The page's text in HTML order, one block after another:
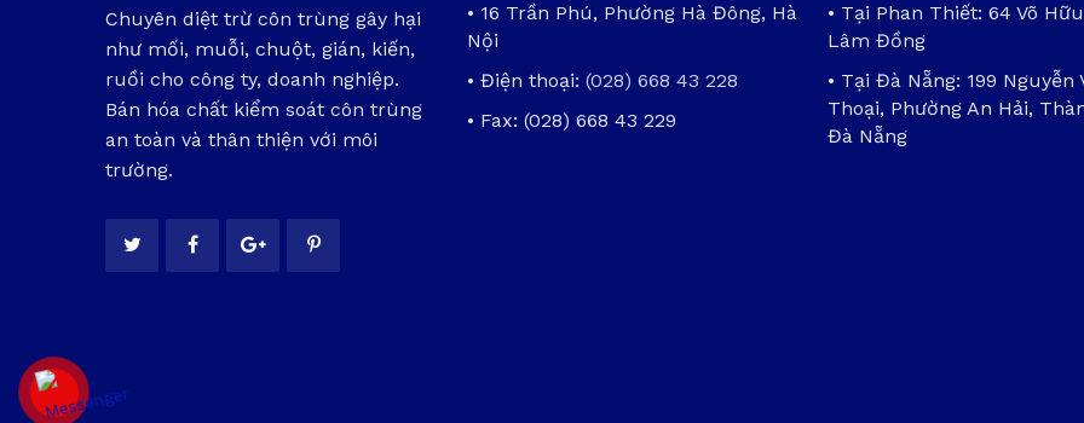
Chuyên diệt trừ côn trùng gây hại
như mối, muỗi, chuột, gián, kiến,
ruồi cho công ty, doanh nghiệp.
Bán hóa chất kiểm soát côn trùng
an toàn và thân thiện với môi
trường.
• 16 Trần Phú, Phường Hà Đông, Hà
Nội
• Điện thoại: (028) 668 43 228
• Fax: (028) 668 43 229
• Tại Phan Thiết: 64 Võ
Lâm Đồng
• Tại Đà Nẵng: 199 Nguyễn
Thoại, Phường An Hải,
Đà Nẵng